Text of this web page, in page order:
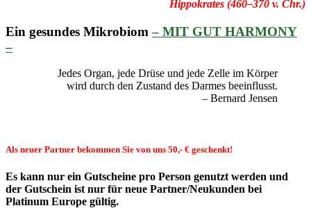
Hippokrates (460–370 v. Chr.)
Ein gesundes Mikrobiom– MIT GUT HARMONY
–
Jedes Organ, jede Drüse und jede Zelle im Körper
wird durch den Zustand des Darmes beeinflusst.
– Bernard Jensen
Als neuer Partner bekommen Sie von uns 50,- € geschenkt!
Es kann nur ein Gutscheine pro Person genutzt werden und
der Gutschein ist nur für neue Partner/Neukunden bei
Platinum Europe gültig.